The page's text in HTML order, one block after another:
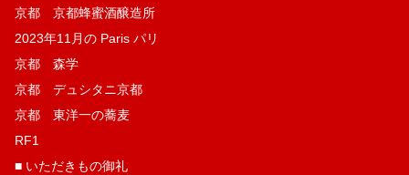
京都 京都蜂蜜酒醸造所
2023年11月の Paris パリ
京都 森学
京都 デュシタニ京都
京都 東洋一の蕎麦
RF1
■ いただきもの御礼